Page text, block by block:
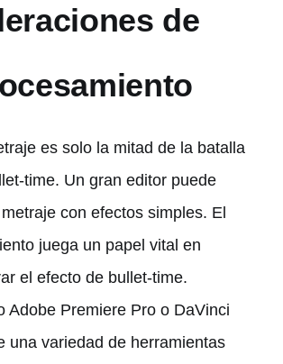
de
es solo la mitad de la batalla
time. Un gran editor puede
con efectos simples. El
juega un papel vital en
el efecto de bullet-time.
Adobe Premiere Pro o DaVinci
una variedad de herramientas